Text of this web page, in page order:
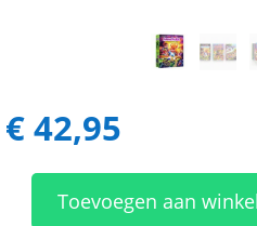
€42,95
GarbageToevoegen aan